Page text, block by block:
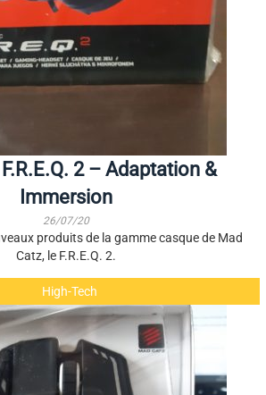
2 – Adaptation &
Immersion
26/07/20
produits de la gamme casque de Mad
Catz, le F.R.E.Q. 2.
High-Tech